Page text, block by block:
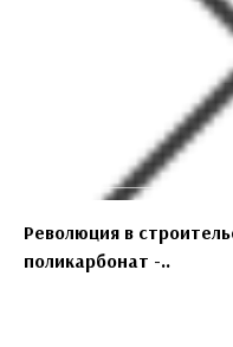
Революция в
поликарбонат -..